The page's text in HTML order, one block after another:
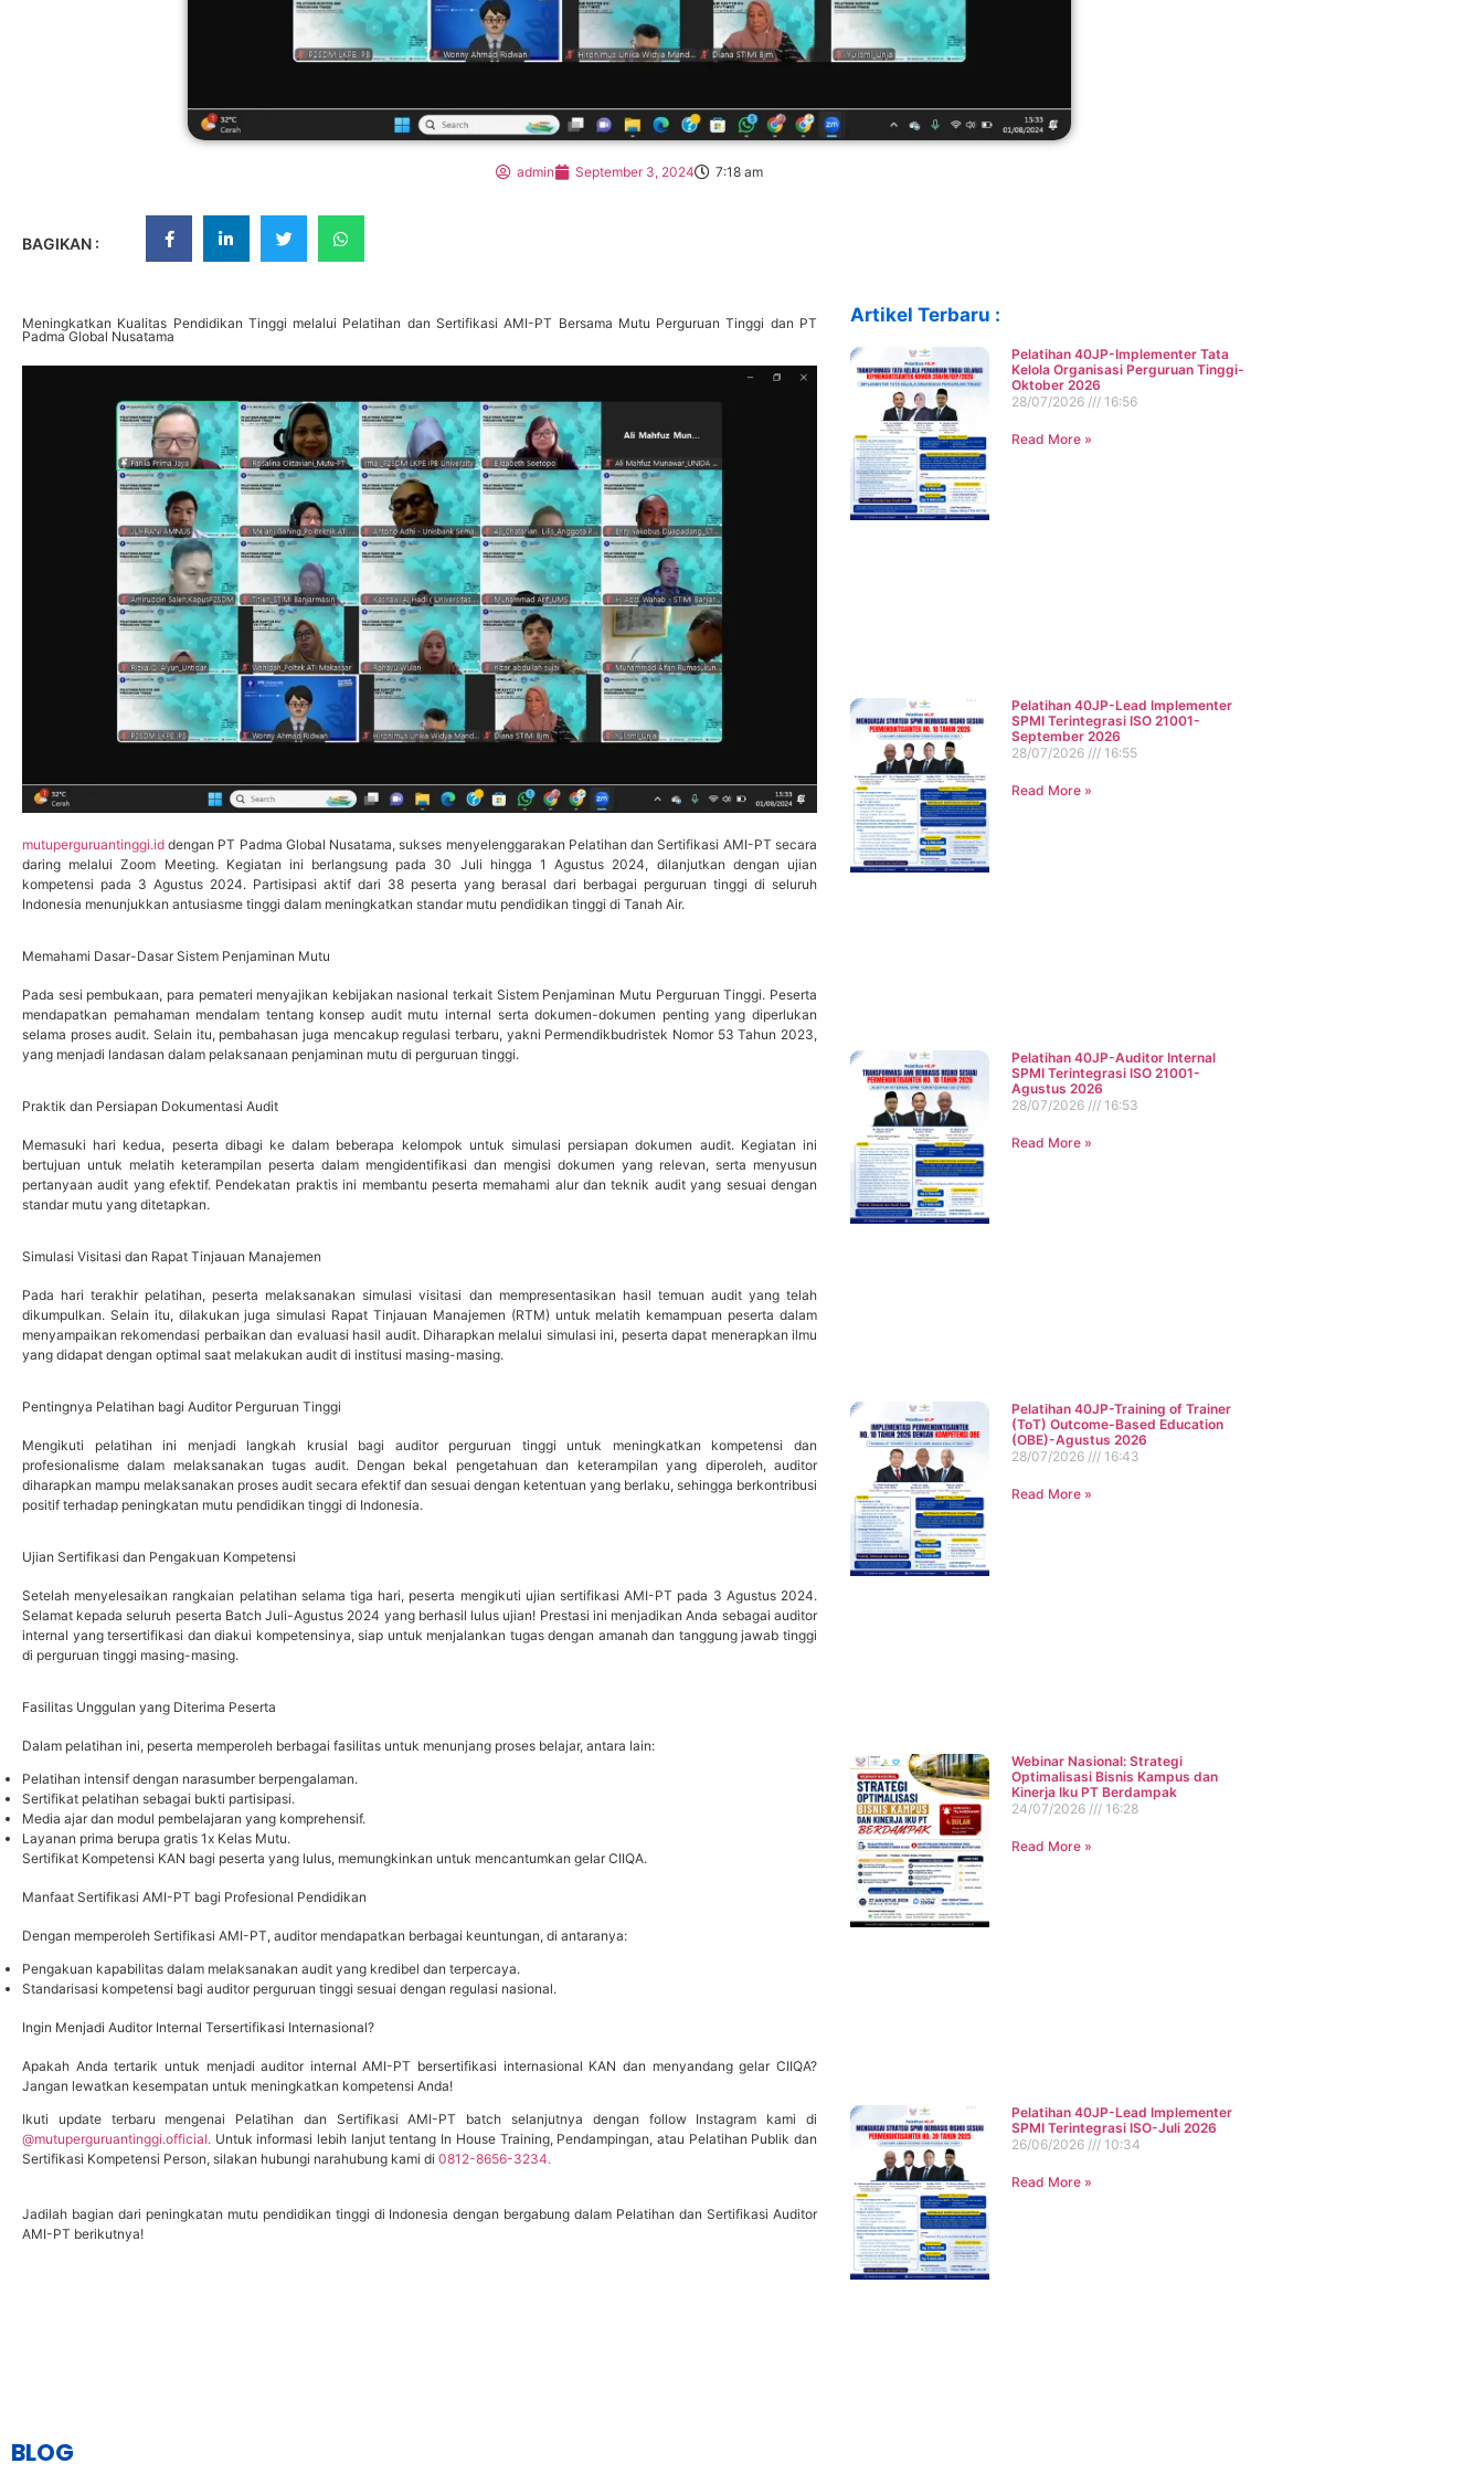
admin September 3, 2024 7:18 am
BAGIKAN :
Meningkatkan Kualitas Pendidikan Tinggi melalui Pelatihan dan Sertifikasi AMI-PT Bersama Mutu Perguruan Tinggi dan PT
Padma Global Nusatama
mutuperguruantinggi.id dengan PT Padma Global Nusatama, sukses menyelenggarakan Pelatihan dan Sertifikasi AMI-PT secara
daring melalui Zoom Meeting. Kegiatan ini berlangsung pada 30 Juli hingga 1 Agustus 2024, dilanjutkan dengan ujian
kompetensi pada 3 Agustus 2024. Partisipasi aktif dari 38 peserta yang berasal dari berbagai perguruan tinggi di seluruh
Indonesia menunjukkan antusiasme tinggi dalam meningkatkan standar mutu pendidikan tinggi di Tanah Air.
Memahami Dasar-Dasar Sistem Penjaminan Mutu
Pada sesi pembukaan, para pemateri menyajikan kebijakan nasional terkait Sistem Penjaminan Mutu Perguruan Tinggi. Peserta
mendapatkan pemahaman mendalam tentang konsep audit mutu internal serta dokumen-dokumen penting yang diperlukan
selama proses audit. Selain itu, pembahasan juga mencakup regulasi terbaru, yakni Permendikbudristek Nomor 53 Tahun 2023,
yang menjadi landasan dalam pelaksanaan penjaminan mutu di perguruan tinggi.
Praktik dan Persiapan Dokumentasi Audit
Memasuki hari kedua, peserta dibagi ke dalam beberapa kelompok untuk simulasi persiapan dokumen audit. Kegiatan ini
bertujuan untuk melatih keterampilan peserta dalam mengidentifikasi dan mengisi dokumen yang relevan, serta menyusun
pertanyaan audit yang efektif. Pendekatan praktis ini membantu peserta memahami alur dan teknik audit yang sesuai dengan
standar mutu yang ditetapkan.
Simulasi Visitasi dan Rapat Tinjauan Manajemen
Pada hari terakhir pelatihan, peserta melaksanakan simulasi visitasi dan mempresentasikan hasil temuan audit yang telah
dikumpulkan. Selain itu, dilakukan juga simulasi Rapat Tinjauan Manajemen (RTM) untuk melatih kemampuan peserta dalam
menyampaikan rekomendasi perbaikan dan evaluasi hasil audit. Diharapkan melalui simulasi ini, peserta dapat menerapkan ilmu
yang didapat dengan optimal saat melakukan audit di institusi masing-masing.
Pentingnya Pelatihan bagi Auditor Perguruan Tinggi
Mengikuti pelatihan ini menjadi langkah krusial bagi auditor perguruan tinggi untuk meningkatkan kompetensi dan
profesionalisme dalam melaksanakan tugas audit. Dengan bekal pengetahuan dan keterampilan yang diperoleh, auditor
diharapkan mampu melaksanakan proses audit secara efektif dan sesuai dengan ketentuan yang berlaku, sehingga berkontribusi
positif terhadap peningkatan mutu pendidikan tinggi di Indonesia.
Ujian Sertifikasi dan Pengakuan Kompetensi
Setelah menyelesaikan rangkaian pelatihan selama tiga hari, peserta mengikuti ujian sertifikasi AMI-PT pada 3 Agustus 2024.
Selamat kepada seluruh peserta Batch Juli-Agustus 2024 yang berhasil lulus ujian! Prestasi ini menjadikan Anda sebagai auditor
internal yang tersertifikasi dan diakui kompetensinya, siap untuk menjalankan tugas dengan amanah dan tanggung jawab tinggi
di perguruan tinggi masing-masing.
Fasilitas Unggulan yang Diterima Peserta
Dalam pelatihan ini, peserta memperoleh berbagai fasilitas untuk menunjang proses belajar, antara lain:
Pelatihan intensif dengan narasumber berpengalaman.
Sertifikat pelatihan sebagai bukti partisipasi.
Media ajar dan modul pembelajaran yang komprehensif.
Layanan prima berupa gratis 1x Kelas Mutu.
Sertifikat Kompetensi KAN bagi peserta yang lulus, memungkinkan untuk mencantumkan gelar CIIQA.
Manfaat Sertifikasi AMI-PT bagi Profesional Pendidikan
Dengan memperoleh Sertifikasi AMI-PT, auditor mendapatkan berbagai keuntungan, di antaranya:
Pengakuan kapabilitas dalam melaksanakan audit yang kredibel dan terpercaya.
Standarisasi kompetensi bagi auditor perguruan tinggi sesuai dengan regulasi nasional.
Ingin Menjadi Auditor Internal Tersertifikasi Internasional?
Apakah Anda tertarik untuk menjadi auditor internal AMI-PT bersertifikasi internasional KAN dan menyandang gelar CIIQA?
Jangan lewatkan kesempatan untuk meningkatkan kompetensi Anda!
Ikuti update terbaru mengenai Pelatihan dan Sertifikasi AMI-PT batch selanjutnya dengan follow Instagram kami di
@mutuperguruantinggi.official. Untuk informasi lebih lanjut tentang In House Training, Pendampingan, atau Pelatihan Publik dan
Sertifikasi Kompetensi Person, silakan hubungi narahubung kami di 0812-8656-3234.
Jadilah bagian dari peningkatan mutu pendidikan tinggi di Indonesia dengan bergabung dalam Pelatihan dan Sertifikasi Auditor
AMI-PT berikutnya!
Artikel Terbaru :
Pelatihan 40JP-Implementer Tata
Kelola Organisasi Perguruan Tinggi-
Oktober 2026
28/07/2026
16:56
Read More »
Pelatihan 40JP-Lead Implementer
SPMI Terintegrasi ISO 21001-
September 2026
28/07/2026
16:55
Read More »
Pelatihan 40JP-Auditor Internal
SPMI Terintegrasi ISO 21001-
Agustus 2026
28/07/2026
16:53
Read More »
Pelatihan 40JP-Training of Trainer
(ToT) Outcome-Based Education
(OBE)-Agustus 2026
28/07/2026
16:43
Read More »
Webinar Nasional: Strategi
Optimalisasi Bisnis Kampus dan
Kinerja Iku PT Berdampak
24/07/2026
16:28
Read More »
Pelatihan 40JP-Lead Implementer
SPMI Terintegrasi ISO-Juli 2026
26/06/2026
10:34
Read More »
BLOG